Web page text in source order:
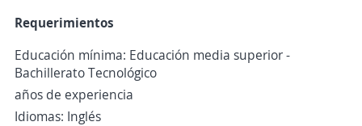
Requerimientos
Educación mínima: Educación media superior -
Bachillerato Tecnológico
años de experiencia
Idiomas: Inglés